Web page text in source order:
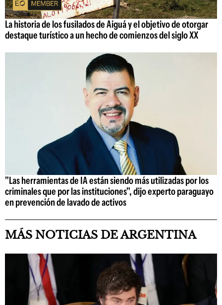
La historia de los fusilados de Aiguá y el objetivo de otorgar
destaque turístico a un hecho de comienzos del siglo XX
"Las herramientas de IA están siendo más utilizadas por los
criminales que por las instituciones", dijo experto paraguayo
en prevención de lavado de activos
MÁS NOTICIAS DE ARGENTINA